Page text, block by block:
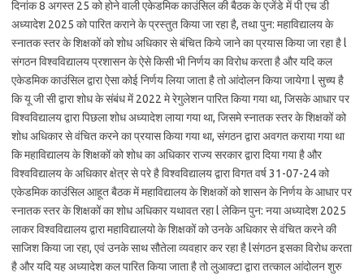
दिनांक 8 अगस्त 25 को होने वाली एकेडमिक काउंसिल की बैठक के एजेंडे में पी एच डी
अध्यादेश 2025 को पारित कराने के प्रस्तुत किया जा रहा है, तथा पुन: महाविद्यालय के
स्नातक स्तर के शिक्षकों को शोध अधिकार से बंचित किये जाने का प्रयास किया जा रहा है l
संगठन विश्वविद्यालय प्रशासन के ऐसे किसी भी निर्णय का विरोध करता है और यदि कल
एकेडमिक काउंसिल द्वारा ऐसा कोई निर्णय लिया जाता है तो आंदोलन किया जायेगा l सुच्य है
कि यू जी सी द्वारा शोध के संबंध में 2022 मे रेगुलेशन पारित किया गया था, जिसके आधार पर
विश्वविद्यालय द्वारा पिछला शोध अध्यादेश लाया गया था, जिसमे स्नातक स्तर के शिक्षकों को
शोध अधिकार से वंचित करने का प्रयास किया गया था, संगठन द्वारा अवगत कराया गया था
कि महाविद्यालय के शिक्षकों को शोध का अधिकार राज्य सरकार द्वारा दिया गया है और
विश्वविद्यालय के अधिकार क्षेत्र से परे है विश्वविद्यालय द्वारा विगत वर्ष 31-07-24 को
एकेडमिक काउंसिल आहूत बैठक में महाविद्यालय के शिक्षकों को शासन के निर्णय के आधार पर
स्नातक स्तर के शिक्षकों का शोध अधिकार यथावत रहा l लेकिन पुन: नया अध्यादेश 2025
लाकर विश्वविद्यालय द्वारा महाविद्यालयो के शिक्षकों को उनके अधिकार से वंचित करने की
साजिश किया जा रहा, एवं उनके साथ सौतेला व्यवहार कर रहा है lसंगठन इसका विरोध करता
है और यदि यह अध्यादेश कल पारित किया जाता है तो लुआक्टा द्वारा तत्काल आंदोलन शुरु